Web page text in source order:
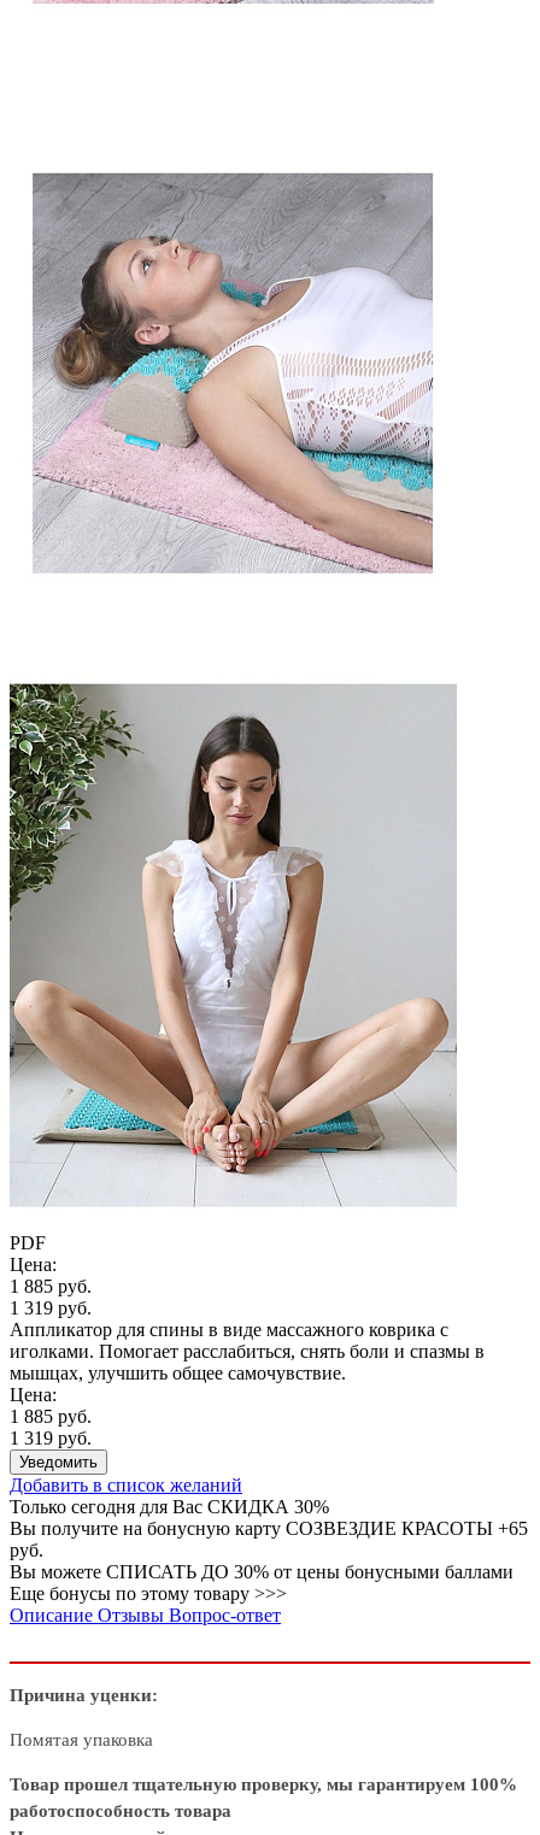
PDF
Цена:
1 885 руб.
1 319 руб.
Аппликатор для спины в виде массажного коврика с
иголками. Помогает расслабиться, снять боли и спазмы в
мышцах, улучшить общее самочувствие.
Цена:
1 885 руб.
1 319 руб.
Уведомить
Добавить в список желаний
Только сегодня для Вас СКИДКА 30%
Вы получите на бонусную карту СОЗВЕЗДИЕ КРАСОТЫ +65
руб.
Вы можете СПИСАТЬ ДО 30% от цены бонусными баллами
Еще бонусы по этому товару >>>
Описание Отзывы Вопрос-ответ
Причина уценки:
Помятая упаковка
Товар прошел тщательную проверку, мы гарантируем 100%
работоспособность товара